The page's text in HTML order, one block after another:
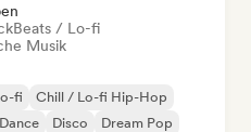
Beats / Lo-fi
Musik
fi
Chill / Lo-fi Hip-Hop
Dance Disco
Dream Pop